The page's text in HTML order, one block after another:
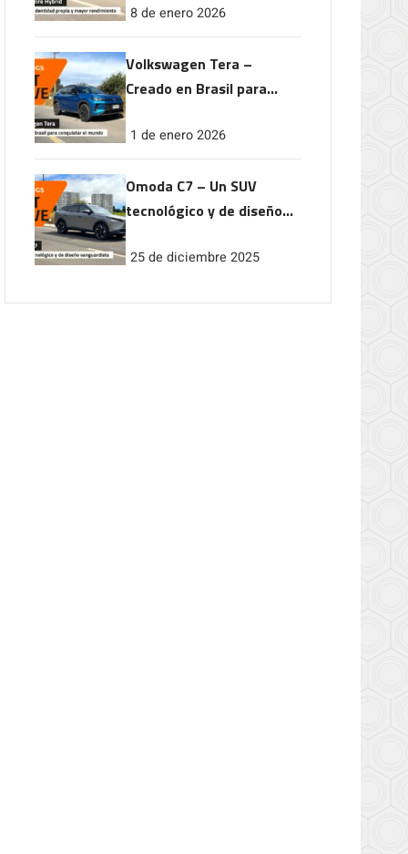
rendimiento
8 de enero 2026
Volkswagen Tera –
Creado en Brasil para
1 de enero 2026
Omoda C7 – Un SUV
tecnológico y de diseño
25 de diciembre 2025